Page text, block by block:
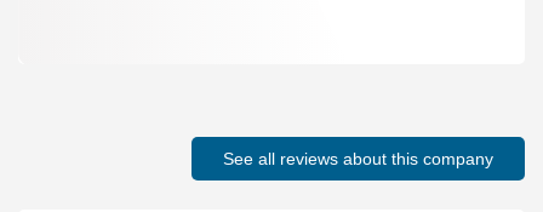
See all reviews about this company